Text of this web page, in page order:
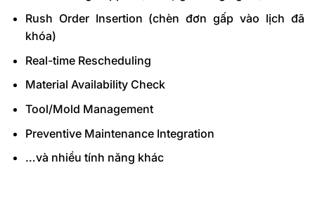
Rush Order Insertion (chèn đơn gấp vào lịch đã
khóa)
Real-time Rescheduling
Material Availability Check
Tool/Mold Management
Preventive Maintenance Integration
…và nhiều tính năng khác